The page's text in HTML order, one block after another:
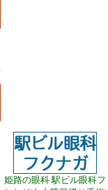
姫路の眼科 駅ビル眼科フ